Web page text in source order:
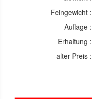
Feingewicht :
Auflage :
Erhaltung :
alter Preis :